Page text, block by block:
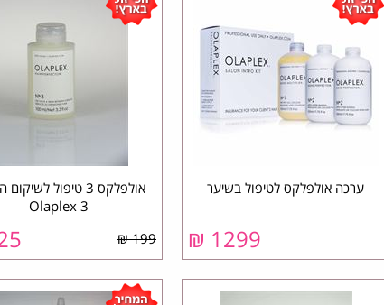
ערכה אולפלקס לטיפול בשיער
1299
₪
אולפלקס 3 טיפול
Olaplex 3
199 ₪